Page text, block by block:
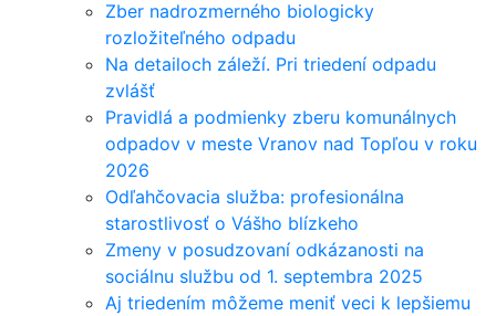
Zber nadrozmerného biologicky
rozložiteľného odpadu
Na detailoch záleží. Pri triedení odpadu
zvlášť
Pravidlá a podmienky zberu komunálnych
odpadov v meste Vranov nad Topľou v roku
2026
Odľahčovacia služba: profesionálna
starostlivosť o Vášho blízkeho
Zmeny v posudzovaní odkázanosti na
sociálnu službu od 1. septembra 2025
Aj triedením môžeme meniť veci k lepšiemu